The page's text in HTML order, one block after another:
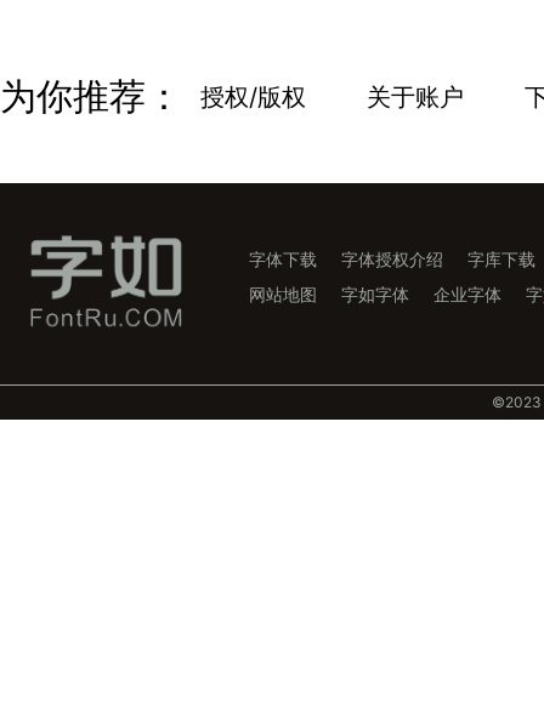
为你推荐： 授权/版权 关于账户
字体下载 字体授权介绍
字库下载
网站地图
字如字体 企业字体
©️2023